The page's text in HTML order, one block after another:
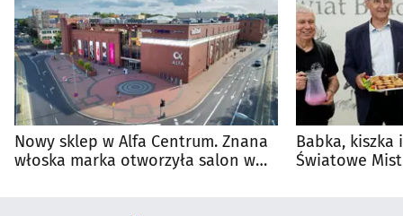
Nowy sklep w Alfa Centrum. Znana
włoska marka otworzyła salon w
Babka, kiszka
Światowe